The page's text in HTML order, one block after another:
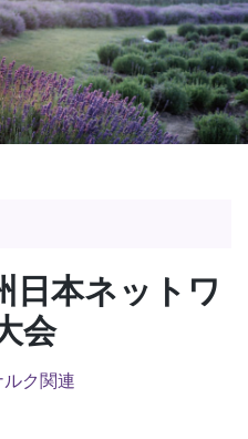
日本ネットワ
会
ルク関連